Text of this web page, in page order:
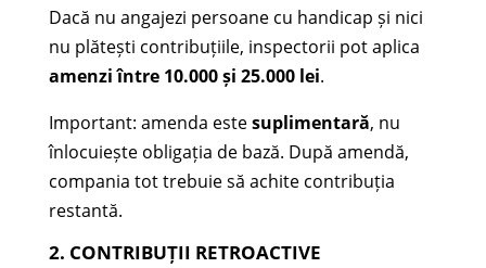
Dacă nu angajezi persoane cu handicap și nici
nu plătești contribuțiile, inspectorii pot aplica
amenzi între 10.000 și 25.000 lei.
Important: amenda estesuplimentară, nu
înlocuiește obligația de bază. După amendă,
compania tot trebuie să achite contribuția
restantă.
2. CONTRIBUȚII RETROACTIVE